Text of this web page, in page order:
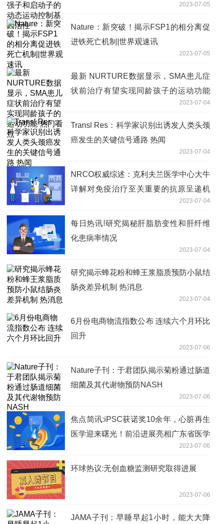
2023-07-05
Nature：新突破！揭示FSP1的相分离促
进铁死亡机制|世界观速讯
2023-07-05
最新 NURTURE数据显示，SMA患儿症
状前治疗有望实现同龄孩子的运动功能
2023-07-04
Transl Res：科学家识别出诱发人类头颈
癌发生的关键信号通路 热闻
2023-07-04
NRCO权威综述：克利夫兰医学中心大牛
详解对免疫治疗至关重要的抗原呈递机
2023-07-04
每日热讯!研究揭秘肝脂肪变性和肝纤维
化患病率情况
2023-07-04
研究揭示蜂花粉和蜂王浆脂质预防小鼠结
肠炎差异机制 热消息
2023-07-04
6月份电商物流指数公布 连续六个月环比
回升
2023-07-06
Nature子刊：于君团队揭示菊粉通过肠道
细菌及其代谢物预防NASH
2023-07-06
焦点简讯:iPSC获诺奖10余年，心脏再生
医学迎来曙光！前沿进展亮相广东省医学
2023-07-06
环球热议:无创血糖监测研究取得进展
2023-07-06
JAMA子刊：早睡早起1小时，能大大降